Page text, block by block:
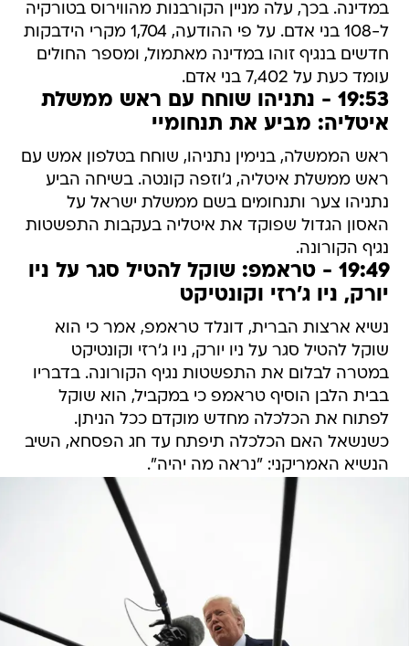
במדינה. בכך, עלה מניין הקורבנות מהווירוס בטורקיה
ל-108 בני אדם. על פי ההודעה, 1,704 מקרי הידבקות
חדשים בנגיף זוהו במדינה מאתמול, ומספר החולים
עומד כעת על 7,402 בני אדם.
19:53 - נתניהו שוחח עם ראש ממשלת
איטליה: מביע את תנחומיי
ראש הממשלה, בנימין נתניהו, שוחח בטלפון אמש עם
ראש ממשלת איטליה, ג'וזפה קונטה. בשיחה הביע
נתניהו צער ותנחומים בשם ממשלת ישראל על
האסון הגדול שפוקד את איטליה בעקבות התפשטות
נגיף הקורונה.
19:49 - טראמפ: שוקל להטיל סגר על ניו
יורק, ניו ג'רזי וקונטיקט
נשיא ארצות הברית, דונלד טראמפ, אמר כי הוא
שוקל להטיל סגר על ניו יורק, ניו ג'רזי וקונטיקט
במטרה לבלום את התפשטות נגיף הקורונה. בדבריו
בבית הלבן הוסיף טראמפ כי במקביל, הוא שוקל
לפתוח את הכלכלה מחדש מוקדם ככל הניתן.
כשנשאל האם הכלכלה תיפתח עד חג הפסחא, השיב
הנשיא האמריקני: "נראה מה יהיה".